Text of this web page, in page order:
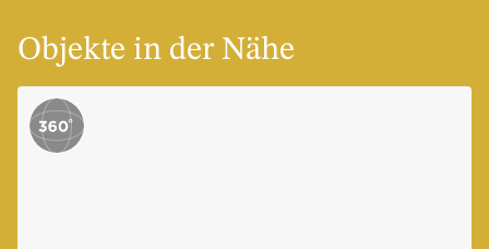
Objekte in der Nähe